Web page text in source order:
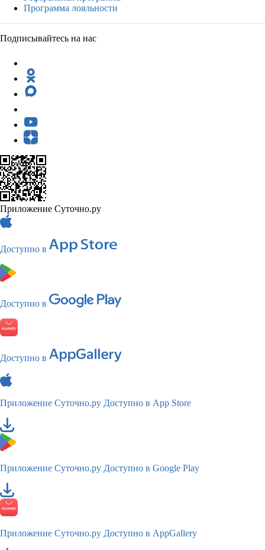
Программа лояльности
Подписывайтесь на нас
Приложение Суточно.ру
Доступно в
Доступно в
Доступно в
Приложение Суточно.ру Доступно в App Store
Приложение Суточно.ру Доступно в Google Play
Приложение Суточно.ру Доступно в AppGallery